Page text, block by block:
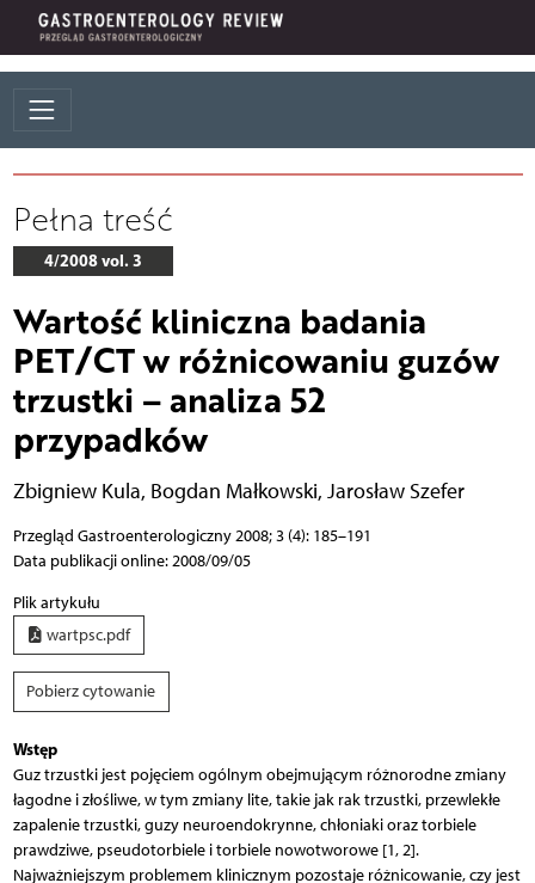
Pełna treść
4/2008 vol. 3
Wartość kliniczna badania
PET/CT w różnicowaniu guzów
trzustki – analiza 52
przypadków
Zbigniew Kula, Bogdan Małkowski, Jarosław Szefer
Przegląd Gastroenterologiczny 2008; 3 (4): 185–191
Data publikacji online: 2008/09/05
Plik artykułu
wartpsc.pdf
Pobierz cytowanie
Wstęp
Guz trzustki jest pojęciem ogólnym obejmującym różnorodne zmiany
łagodne i złośliwe, w tym zmiany lite, takie jak rak trzustki, przewlekłe
zapalenie trzustki, guzy neuroendokrynne, chłoniaki oraz torbiele
prawdziwe, pseudotorbiele i torbiele nowotworowe [1, 2].
Najważniejszym problemem klinicznym pozostaje różnicowanie, czy jest